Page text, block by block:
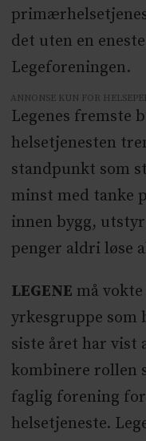
det uten en
Legeforeningen.
ANNONSE KUN FOR
Legenes fremste
helsetjenesten
standpunkt som
minst med tanke
innen bygg,
penger aldri løse
LEGENE må
yrkesgruppe som
siste året har vist
kombinere rollen
faglig forening
helsetjeneste.